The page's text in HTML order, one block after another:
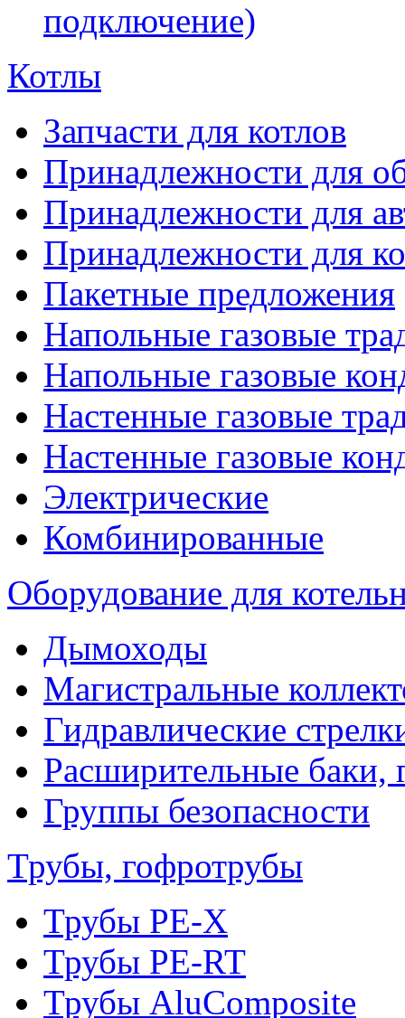
подключение)
Котлы
Запчасти для котлов
Принадлежности для
Принадлежности для
Принадлежности для
Пакетные предложения
Напольные газовые
Напольные газовые
Настенные газовые
Настенные газовые
Электрические
Комбинированные
Оборудование для
Дымоходы
Магистральные
Гидравлические
Расширительные баки,
Группы безопасности
Трубы, гофротрубы
Трубы PE-X
Трубы PE-RT
Трубы AluComposite